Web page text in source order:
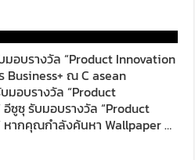
อบรางวัล “Product Innovation
Business+ ณ C asean
มอบรางวัล “Product
ซูซุ รับมอบรางวัล “Product
หากคุณกำลังค้นหา Wallpaper …